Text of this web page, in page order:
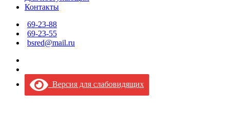
Контакты
69-23-88
69-23-55
bsred@mail.ru
Версия для слабовидящих